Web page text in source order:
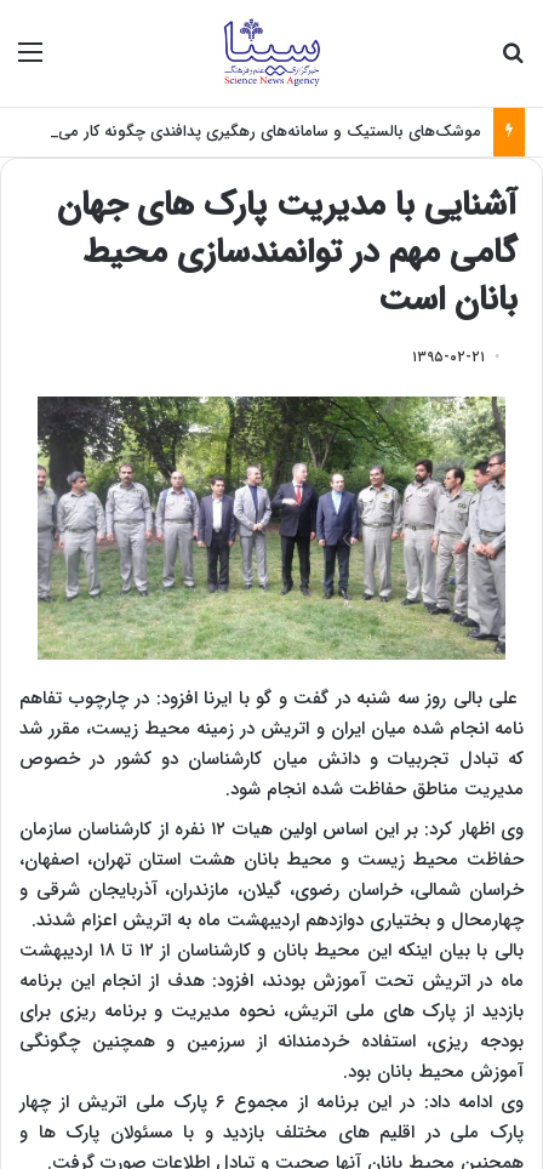
موشک‌های بالستیک و سامانه‌های رهگیری پدافندی چگونه کار می کنند؟
آشنایی با مدیریت پارک های جهان
گامی مهم در توانمندسازی محیط
بانان است
۱۳۹۵-۰۲-۲۱
علی بالی روز سه شنبه در گفت و گو با ایرنا افزود: در چارچوب تفاهم
نامه انجام شده میان ایران و اتریش در زمینه محیط زیست، مقرر شد
که تبادل تجربیات و دانش میان کارشناسان دو کشور در خصوص
مدیریت مناطق حفاظت شده انجام شود.
وی اظهار کرد: بر این اساس اولین هیات ۱۲ نفره از کارشناسان سازمان
حفاظت محیط زیست و محیط بانان هشت استان تهران، اصفهان،
خراسان شمالی، خراسان رضوی، گیلان، مازندران، آذربایجان شرقی و
چهارمحال و بختیاری دوازدهم اردیبهشت ماه به اتریش اعزام شدند.
بالی با بیان اینکه این محیط بانان و کارشناسان از ۱۲ تا ۱۸ اردیبهشت
ماه در اتریش تحت آموزش بودند، افزود: هدف از انجام این برنامه
بازدید از پارک های ملی اتریش، نحوه مدیریت و برنامه ریزی برای
بودجه ریزی، استفاده خردمندانه از سرزمین و همچنین چگونگی
آموزش محیط بانان بود.
وی ادامه داد: در این برنامه از مجموع ۶ پارک ملی اتریش از چهار
پارک ملی در اقلیم های مختلف بازدید و با مسئولان پارک ها و
همچنین محیط بانان آنها صحبت و تبادل اطلاعات صورت گرفت.